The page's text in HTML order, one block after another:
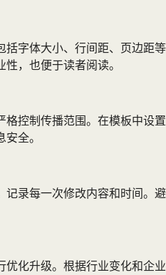
括字体大小、行间距、页边距等
，也便于读者阅读。
格控制传播范围。在模板中设置
全。
记录每一次修改内容和时间。避
优化升级。根据行业变化和企业